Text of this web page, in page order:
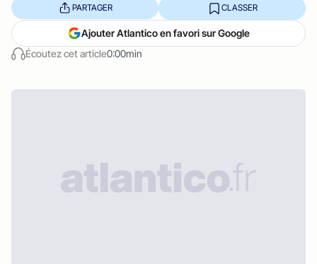
Écoutez cet article0:00min
PARTAGER CLASSER
Ajouter Atlantico en favori sur Google